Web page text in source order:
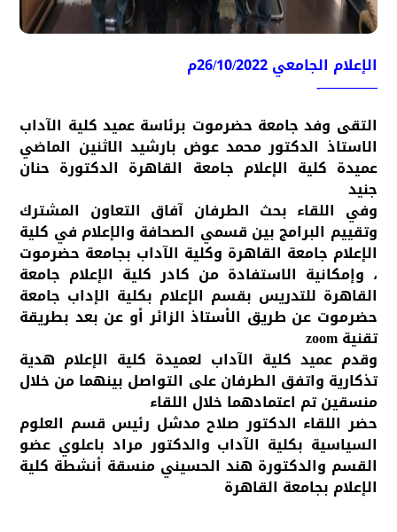
الإعلام الجامعي 26/10/2022م
————-
التقى وفد جامعة حضرموت برئاسة عميد كلية الآداب
الاستاذ الدكتور محمد عوض بارشيد الاثنين الماضي
عميدة كلية الإعلام جامعة القاهرة الدكتورة حنان
جنيد
وفي اللقاء بحث الطرفان آفاق التعاون المشترك
وتقييم البرامج بين قسمي الصحافة والإعلام في كلية
الإعلام جامعة القاهرة وكلية الآداب بجامعة حضرموت
، وإمكانية الاستفادة من كادر كلية الإعلام جامعة
القاهرة للتدريس بقسم الإعلام بكلية الإداب جامعة
حضرموت عن طريق الأستاذ الزائر أو عن بعد بطريقة
تقنية zoom
وقدم عميد كلية الآداب لعميدة كلية الإعلام هدية
تذكارية واتفق الطرفان على التواصل بينهما من خلال
منسقين تم اعتمادهما خلال اللقاء
حضر اللقاء الدكتور صلاح مدشل رئيس قسم العلوم
السياسية بكلية الآداب والدكتور مراد باعلوي عضو
القسم والدكتورة هند الحسيني منسقة أنشطة كلية
الإعلام بجامعة القاهرة